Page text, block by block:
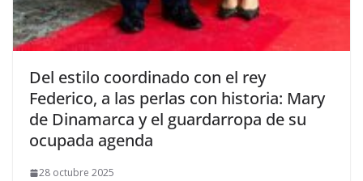
​Del estilo coordinado con el rey
Federico, a las perlas con historia: Mary
de Dinamarca y el guardarropa de su
ocupada agenda
28 octubre 2025